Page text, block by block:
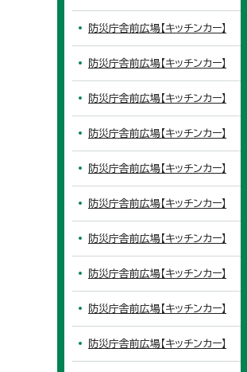
防災庁舎前広場【キッチンカー】
防災庁舎前広場【キッチンカー】
防災庁舎前広場【キッチンカー】
防災庁舎前広場【キッチンカー】
防災庁舎前広場【キッチンカー】
防災庁舎前広場【キッチンカー】
防災庁舎前広場【キッチンカー】
防災庁舎前広場【キッチンカー】
防災庁舎前広場【キッチンカー】
防災庁舎前広場【キッチンカー】